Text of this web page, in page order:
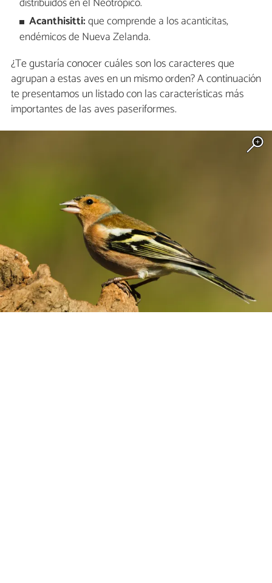
Acanthisitti:que comprende a los acanticitas,
endémicos de Nueva Zelanda.
¿Te gustaría conocer cuáles son los caracteres que
agrupan a estas aves en un mismo orden? A continuación
te presentamos un listado con las características más
importantes de las aves paseriformes.